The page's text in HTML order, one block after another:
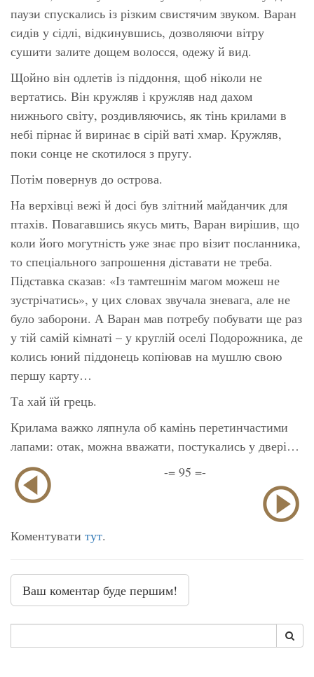
паузи спускались із різким свистячим звуком. Варан
сидів у сідлі, відкинувшись, дозволяючи вітру
сушити залите дощем волосся, одежу й вид.
Щойно він одлетів із піддоння, щоб ніколи не
вертатись. Він кружляв і кружляв над дахом
нижнього світу, роздивляючись, як тінь крилами в
небі пірнає й виринає в сірій ваті хмар. Кружляв,
поки сонце не скотилося з пругу.
Потім повернув до острова.
На верхівці вежі й досі був злітний майданчик для
птахів. Повагавшись якусь мить, Варан вирішив, що
коли його могутність уже знає про візит посланника,
то спеціального запрошення діставати не треба.
Підставка сказав: «Із тамтешнім магом можеш не
зустрічатись», у цих словах звучала зневага, але не
було заборони. А Варан мав потребу побувати ще раз
у тій самій кімнаті – у круглій оселі Подорожника, де
колись юний піддонець копіював на мушлю свою
першу карту…
Та хай їй грець.
Крилама важко ляпнула об камінь перетинчастими
лапами: отак, можна вважати, постукались у двері…
-= 95 =-
Коментувати тут.
Ваш коментар буде першим!